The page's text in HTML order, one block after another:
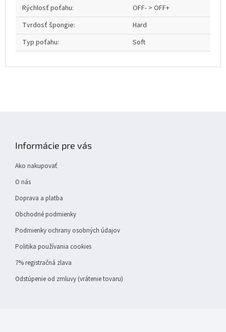
Rýchlosť poťahu:
OFF- > OFF+
Tvrdosť špongie:
Hard
Typ poťahu: Soft
Informácie pre vás
Ako nakupovať
O nás
Doprava a platba
Obchodné podmienky
Podmienky ochrany osobných údajov
Politika používania cookies
7% registračná zlava
Odstúpenie od zmluvy (vrátenie tovaru)